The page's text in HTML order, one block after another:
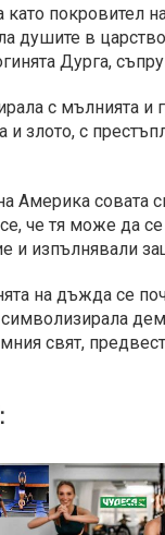
покровител
душите в
Дурга,
с мълнията и
злото, с
Америка совата
че тя може да
и изпълнявали
на дъжда се
символизирала
свят,